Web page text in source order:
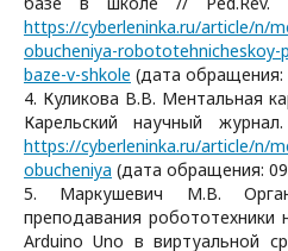
https://cyberleninka.ru/article/n/
obucheniya-
baze-v-shkole (дата обращения:
4. Куликова В.В. Ментальная
Карельский научный
https://cyberleninka.ru/article/n/
obucheniya (дата обращения:
5. Маркушевич М.В.
преподавания робототехники
Arduino Uno в виртуальной